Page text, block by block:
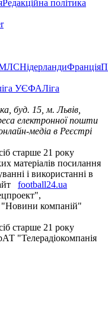
Редакційна політика
НідерландиФранція
УЄФАЛіга
буд. 15, м. Львів,
електронної пошти
медіа в Реєстрі
старше 21 року
матеріалів посилання
і використанні в
football24.ua
"Новини компаній"
старше 21 року
"Телерадіокомпанія